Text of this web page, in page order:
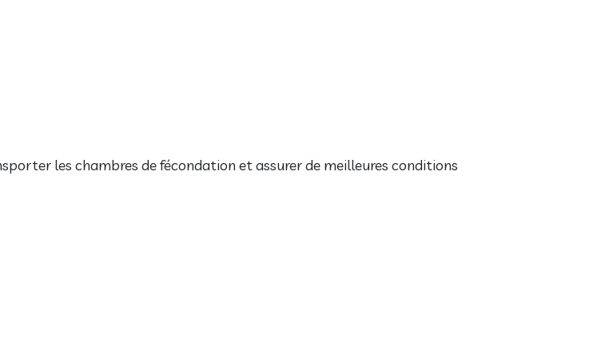
les chambres de fécondation et assurer de meilleures conditions